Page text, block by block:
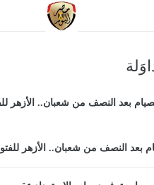
بعد النصف من شعبان.. الأزهر